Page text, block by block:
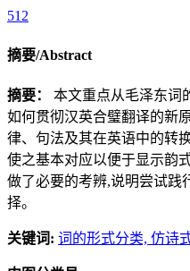
512
摘要/Abstract
摘要： 本文重点从毛泽东词
如何贯彻汉英合璧翻译的新
律、句法及其在英语中的转
使之基本对应以便于显示韵
做了必要的考辨,说明尝试践
择。
关键词: 词的形式分类, 仿诗